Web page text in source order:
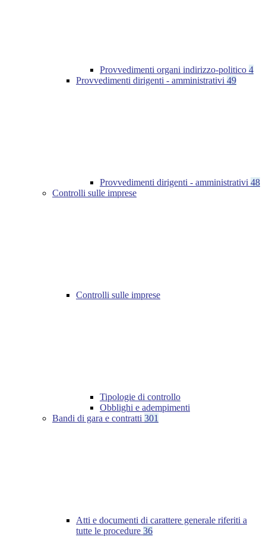
Provvedimenti organi indirizzo-politico 4
Provvedimenti dirigenti - amministrativi 49
Provvedimenti dirigenti - amministrativi 48
Controlli sulle imprese
Controlli sulle imprese
Tipologie di controllo
Obblighi e adempimenti
Bandi di gara e contratti 301
Atti e documenti di carattere generale riferiti a
tutte le procedure 36